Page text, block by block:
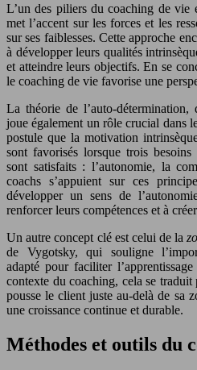
L’un des piliers du coaching de vie
met l’accent sur les forces et les
sur ses faiblesses. Cette approche
à développer leurs qualités
et atteindre leurs objectifs. En se
le coaching de vie favorise une
La théorie de l’auto-
joue également un rôle crucial dans
postule que la motivation
sont favorisés lorsque trois besoins
sont satisfaits : l’autonomie, la
coachs s’appuient sur ces
développer un sens de
renforcer leurs compétences et à
Un autre concept clé est celui de la
de Vygotsky, qui souligne
adapté pour faciliter
contexte du coaching, cela se
pousse le client juste au-delà de sa
une croissance continue et durable.
Méthodes et outils du